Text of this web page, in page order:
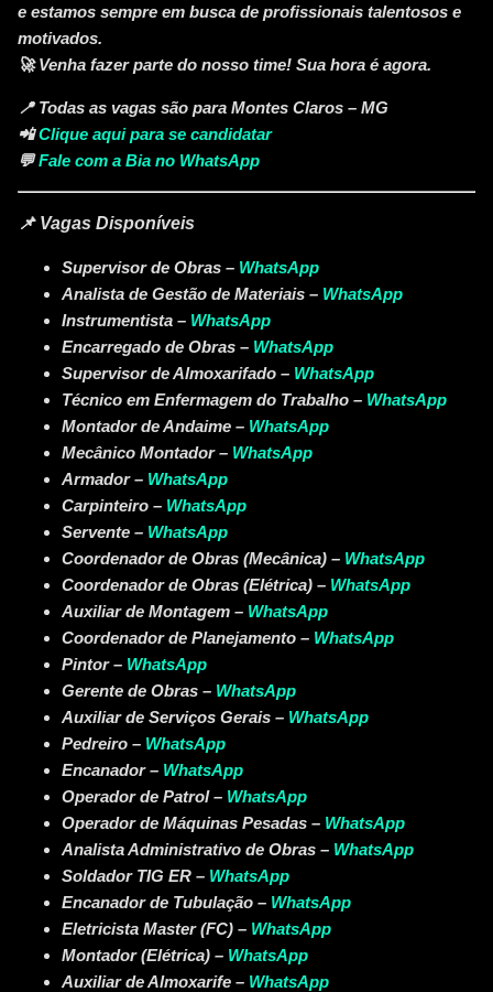
e estamos sempre em busca de profissionais talentosos e
motivados.
🚀Venha fazer parte do nosso time! Sua hora é agora.
📍 Todas as vagas são para Montes Claros – MG
📲Clique aqui para se candidatar
💬Fale com a Bia no WhatsApp
📌 Vagas Disponíveis
Supervisor de Obras – WhatsApp
Analista de Gestão de Materiais – WhatsApp
Instrumentista – WhatsApp
Encarregado de Obras – WhatsApp
Supervisor de Almoxarifado – WhatsApp
Técnico em Enfermagem do Trabalho – WhatsApp
Montador de Andaime – WhatsApp
Mecânico Montador – WhatsApp
Armador – WhatsApp
Carpinteiro – WhatsApp
Servente – WhatsApp
Coordenador de Obras (Mecânica) – WhatsApp
Coordenador de Obras (Elétrica) – WhatsApp
Auxiliar de Montagem – WhatsApp
Coordenador de Planejamento – WhatsApp
Pintor – WhatsApp
Gerente de Obras – WhatsApp
Auxiliar de Serviços Gerais – WhatsApp
Pedreiro – WhatsApp
Encanador – WhatsApp
Operador de Patrol – WhatsApp
Operador de Máquinas Pesadas – WhatsApp
Analista Administrativo de Obras – WhatsApp
Soldador TIG ER – WhatsApp
Encanador de Tubulação – WhatsApp
Eletricista Master (FC) – WhatsApp
Montador (Elétrica) – WhatsApp
Auxiliar de Almoxarife – WhatsApp